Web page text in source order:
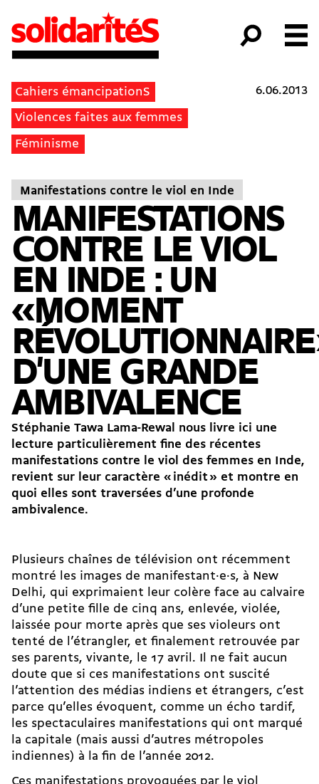
Cahiers émancipationS
Violences faites aux femmes
Féminisme
6.06.2013
Manifestations contre le viol en Inde
MANIFESTATIONS
CONTRE LE VIOL
EN INDE : UN
«MOMENT
D'UNE GRANDE
AMBIVALENCE
Stéphanie Tawa Lama-Rewal nous livre ici une
lecture particulièrement fine des récentes
manifestations contre le viol des femmes en Inde,
revient sur leur caractère « inédit » et montre en
quoi elles sont traversées d’une profonde
ambivalence.
Plusieurs chaînes de télévision ont récemment
montré les images de ma­ni­fes­tant·e·s, à New
Delhi, qui exprimaient leur colère face au calvaire
d’une petite fille de cinq ans, enlevée, violée,
laissée pour morte après que ses violeurs ont
tenté de l’étrangler, et finalement retrouvée par
ses parents, vivante, le 17 avril. Il ne fait aucun
doute que si ces manifestations ont suscité
l’attention des médias indiens et étrangers, c’est
parce qu’elles évoquent, comme un écho tardif,
les spectaculaires manifestations qui ont marqué
la capitale (mais aussi d’autres métropoles
indiennes) à la fin de l’année 2012.